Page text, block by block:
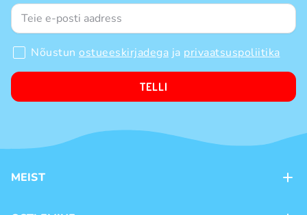
Nõustun ostueeskirjadega ja privaatsuspoliitika
TELLI
MEIST